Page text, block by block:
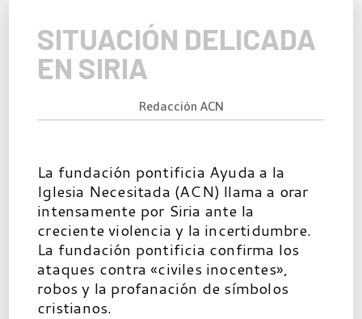
SITUACIÓN DELICADA
EN SIRIA
Redacción ACN
La fundación pontificia Ayuda a la
Iglesia Necesitada (ACN) llama a orar
intensamente por Siria ante la
creciente violencia y la incertidumbre.
La fundación pontificia confirma los
ataques contra «civiles inocentes»,
robos y la profanación de símbolos
cristianos.